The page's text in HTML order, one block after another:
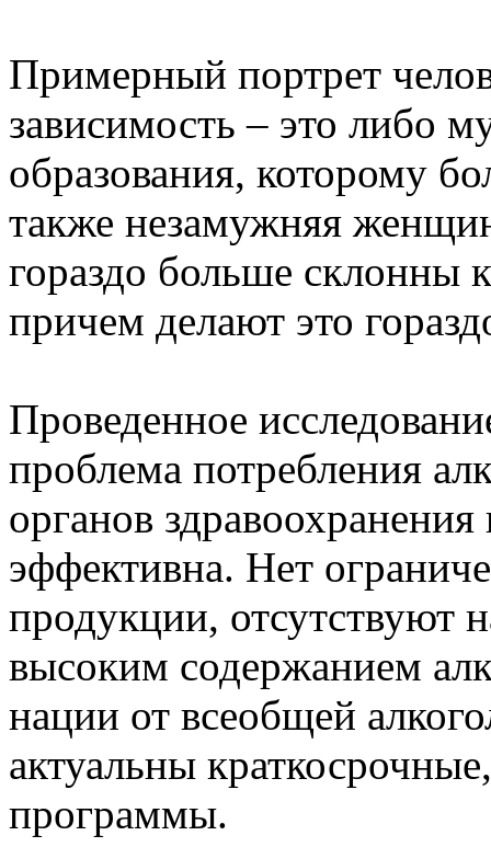
Примерный портрет
зависимость – это либо
образования, которому
также незамужняя
гораздо больше склонны
причем делают это
Проведенное
проблема потребления
органов
эффективна. Нет
продукции, отсутствуют
высоким содержанием
нации от всеобщей
актуальны
программы.